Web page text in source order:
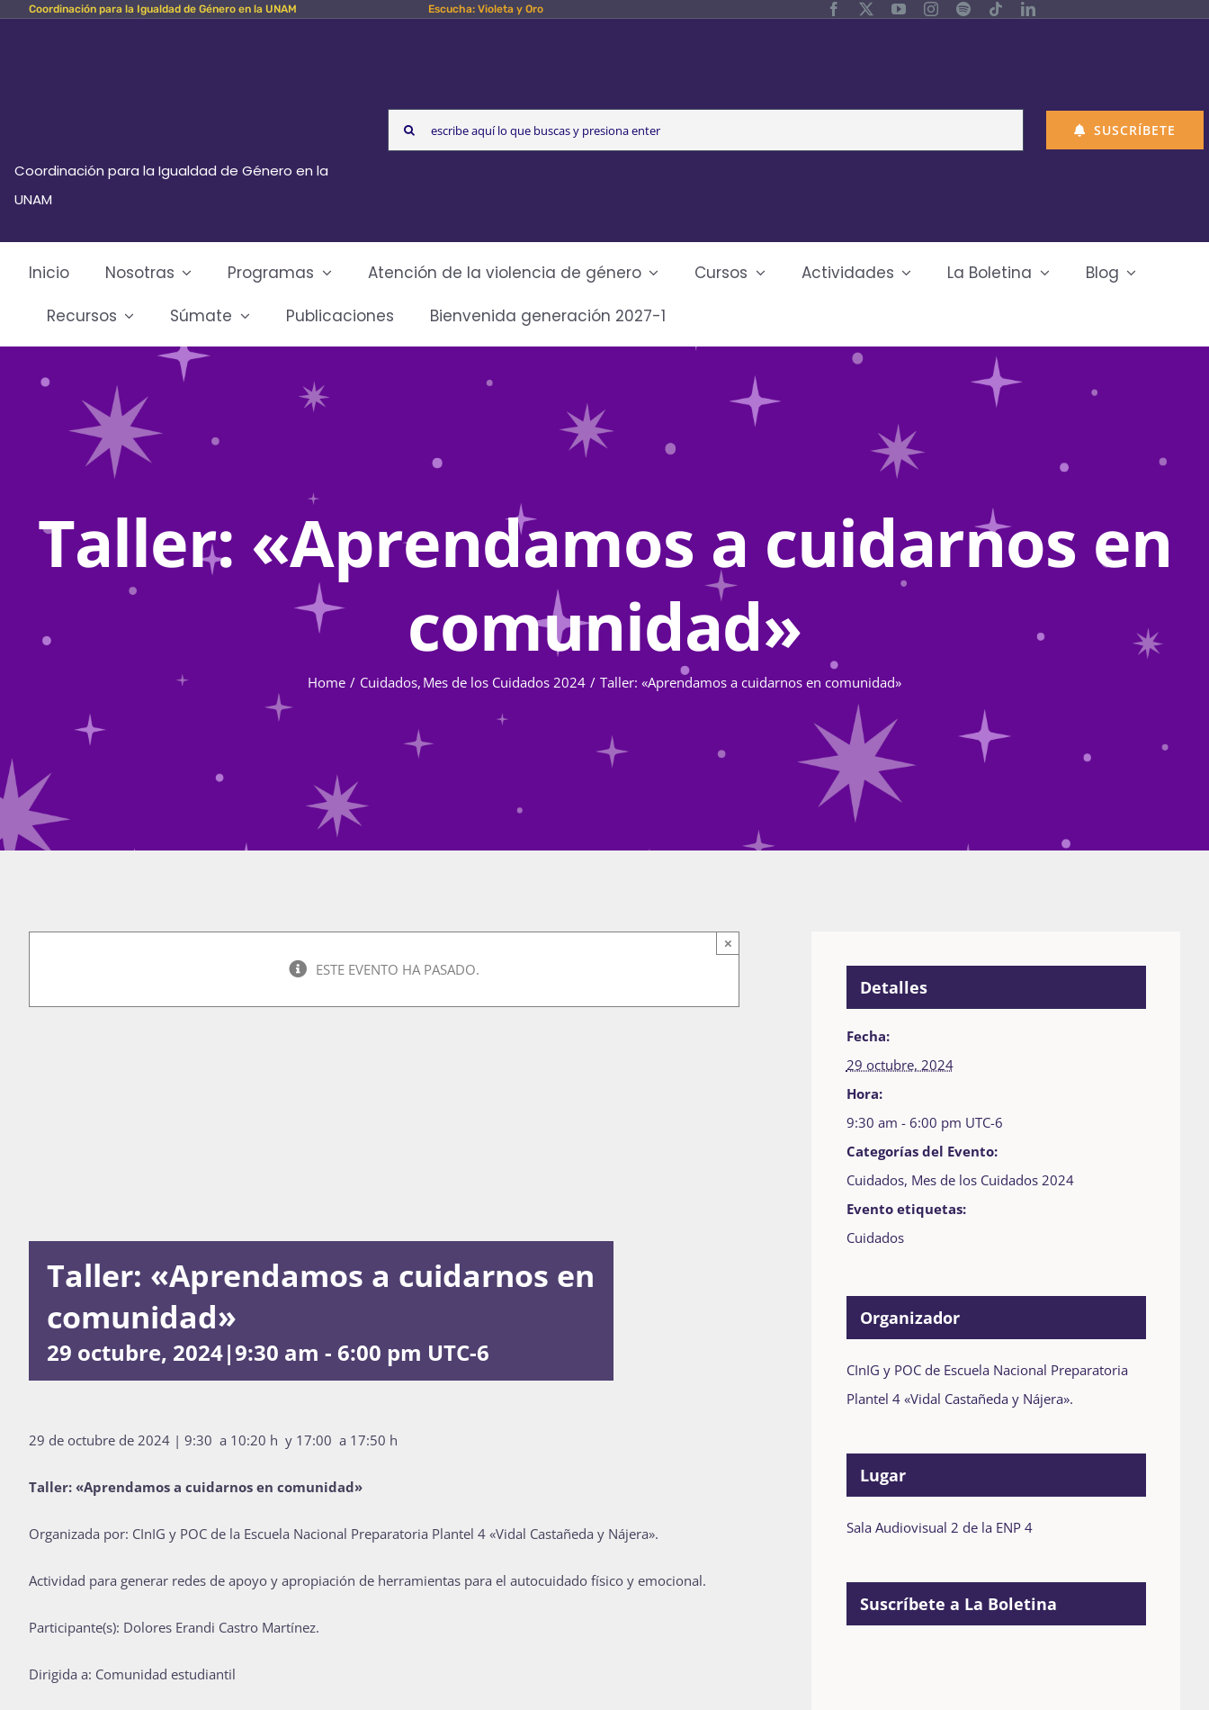
Skip Coordinación para la Igualdad de Género en la UNAM Escucha: Violeta y Oro
Coordinación para la Igualdad de Género en la
UNAM
Search
for:
SUSCRÍBETE
Inicio Nosotras Programas Atención de la violencia de género Cursos Actividades La Boletina
Blog
Recursos
Súmate Publicaciones Bienvenida generación 2027-1
Taller: «Aprendamos a cuidarnos en
comunidad»
Home Cuidados Mes de los Cuidados 2024 Taller: «Aprendamos a cuidarnos en comunidad»
ESTE EVENTO HA PASADO.
×
Taller: «Aprendamos a cuidarnos en
comunidad»
29 octubre, 2024|9:30 am - 6:00 pm UTC-6
29 de octubre de 2024 | 9:30 a 10:20 h y 17:00 a 17:50 h
Taller: «Aprendamos a cuidarnos en comunidad»
Organizada por: CInIG y POC de la Escuela Nacional Preparatoria Plantel 4 «Vidal Castañeda y Nájera».
Actividad para generar redes de apoyo y apropiación de herramientas para el autocuidado físico y emocional.
Participante(s): Dolores Erandi Castro Martínez.
Dirigida a: Comunidad estudiantil
Detalles
Fecha:
29 octubre, 2024
Hora:
9:30 am - 6:00 pm UTC-6
Categorías del Evento:
Cuidados, Mes de los Cuidados 2024
Evento etiquetas:
Cuidados
Organizador
CInIG y POC de Escuela Nacional Preparatoria
Plantel 4 «Vidal Castañeda y Nájera».
Lugar
Sala Audiovisual 2 de la ENP 4
Suscríbete a La Boletina